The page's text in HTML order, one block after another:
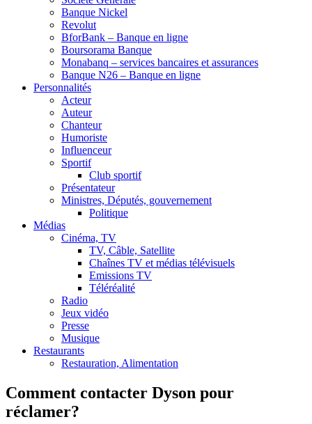
Banque Nickel
Revolut
BforBank – Banque en ligne
Boursorama Banque
Monabanq – services bancaires et assurances
Banque N26 – Banque en ligne
Personnalités
Acteur
Auteur
Chanteur
Humoriste
Influenceur
Sportif
Club sportif
Présentateur
Ministres, Députés, gouvernement
Politique
Médias
Cinéma, TV
TV, Câble, Satellite
Chaînes TV et médias télévisuels
Emissions TV
Téléréalité
Radio
Jeux vidéo
Presse
Musique
Restaurants
Restauration, Alimentation
Comment contacter Dyson pour
réclamer?